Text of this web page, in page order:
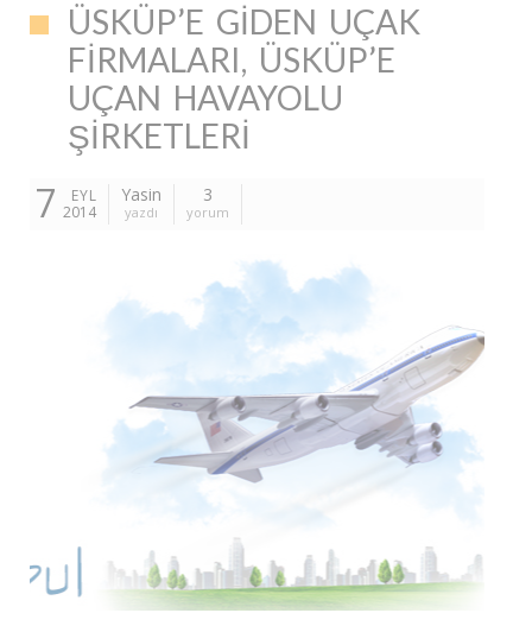
ÜSKÜP’E GIDEN UÇAK
FIRMALARI, ÜSKÜP’E
UÇAN HAVAYOLU
ŞIRKETLERI
7
EYL
2014
Yasin
yazdı
3
yorum